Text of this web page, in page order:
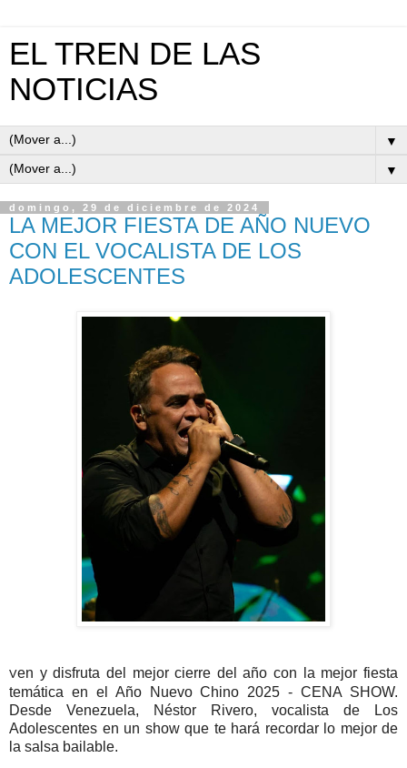
EL TREN DE LAS
NOTICIAS
▼
▼
domingo, 29 de diciembre de 2024
LA MEJOR FIESTA DE AÑO NUEVO
CON EL VOCALISTA DE LOS
ADOLESCENTES
Ven y disfruta del mejor cierre del año con la mejor fiesta
temática en el Año Nuevo Chino 2025 - CENA SHOW.
Desde Venezuela, Néstor Rivero, vocalista de Los
Adolescentes en un show que te hará recordar lo mejor de
la salsa bailable.